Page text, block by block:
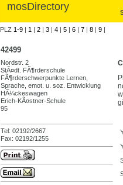
mosDirectory
PLZ 1-9 | 1 | 2 | 3 | 4 | 5 | 6 | 7 | 8 | 9 |
42499
Nordstr. 2
StÃ¤dt. FÃ¶rderschule
FÃ¶rderschwerpunkte Lernen,
Sprache, emot. u. soz. Entwicklung
HÃ¼ckeswagen
Erich-KÃ¤stner-Schule
95
Tel: 02192/2667
Fax: 02192/1255